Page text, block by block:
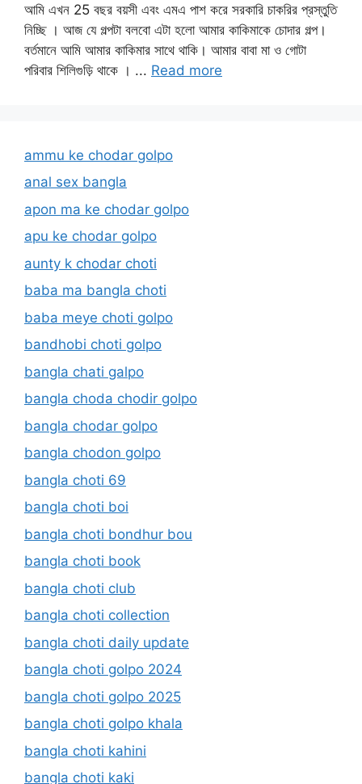
আমি এখন 25 বছর বয়সী এবং এমএ পাশ করে সরকারি চাকরির প্রস্তুতি
নিচ্ছি । আজ যে গল্পটা বলবো এটা হলো আমার কাকিমাকে চোদার গল্প।
বর্তমানে আমি আমার কাকিমার সাথে থাকি। আমার বাবা মা ও গোটা
পরিবার শিলিগুড়ি থাকে । ... Read more
ammu ke chodar golpo
anal sex bangla
apon ma ke chodar golpo
apu ke chodar golpo
aunty k chodar choti
baba ma bangla choti
baba meye choti golpo
bandhobi choti golpo
bangla chati galpo
bangla choda chodir golpo
bangla chodar golpo
bangla chodon golpo
bangla choti 69
bangla choti boi
bangla choti bondhur bou
bangla choti book
bangla choti club
bangla choti collection
bangla choti daily update
bangla choti golpo 2024
bangla choti golpo 2025
bangla choti golpo khala
bangla choti kahini
bangla choti kaki